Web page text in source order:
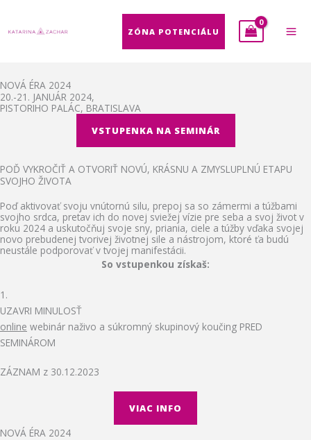
ZÓNA POTENCIÁLU
NOVÁ ÉRA 2024
20.-21. JANUÁR 2024,
PISTORIHO PALÁC, BRATISLAVA
VSTUPENKA NA SEMINÁR
POĎ VYKROČIŤ A OTVORIŤ NOVÚ, KRÁSNU A ZMYSLUPLNÚ ETAPU
SVOJHO ŽIVOTA
Poď aktivovať svoju vnútornú silu, prepoj sa so zámermi a túžbami
svojho srdca, pretav ich do novej sviežej vízie pre seba a svoj život v
roku 2024 a uskutočňuj svoje sny, priania, ciele a túžby vďaka svojej
novo prebudenej tvorivej životnej sile a nástrojom, ktoré ťa budú
neustále podporovať v tvojej manifestácii.
So vstupenkou získaš:
1.
UZAVRI MINULOSŤ
online webinár naživo a súkromný skupinový koučing PRED
SEMINÁROM
ZÁZNAM z 30.12.2023
VIAC INFO
NOVÁ ÉRA 2024